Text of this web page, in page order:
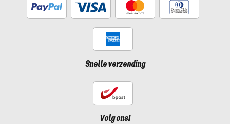
Snelle verzending
Volg ons!